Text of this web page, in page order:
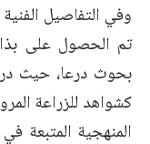
تم الحصول على
بحوث درعا، حيث
المنهجية المتبعة في